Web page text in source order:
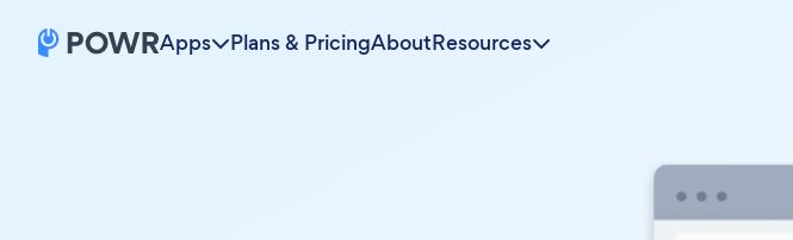
Apps Plans & PricingAboutResources